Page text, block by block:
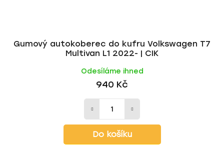
Gumový autokoberec do kufru Volkswagen T7
Multivan L1 2022- | CIK
Odesíláme ihned
940 Kč
Do košíku